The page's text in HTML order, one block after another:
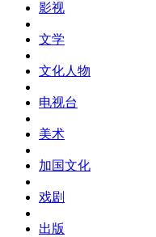
影视
文学
文化人物
电视台
美术
加国文化
戏剧
出版